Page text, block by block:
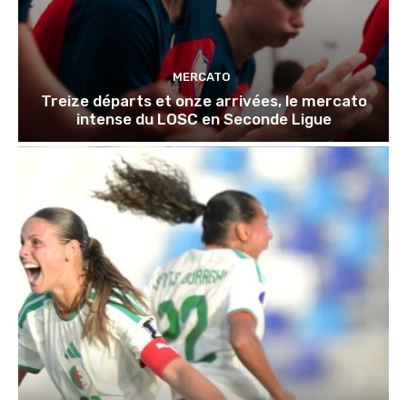
MERCATO
Treize départs et onze arrivées, le mercato
intense du LOSC en Seconde Ligue